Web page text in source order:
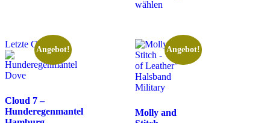
wählen
Letzte Chance
Angebot!
Cloud 7 –
Hunderegenmantel
Angebot!
Molly and